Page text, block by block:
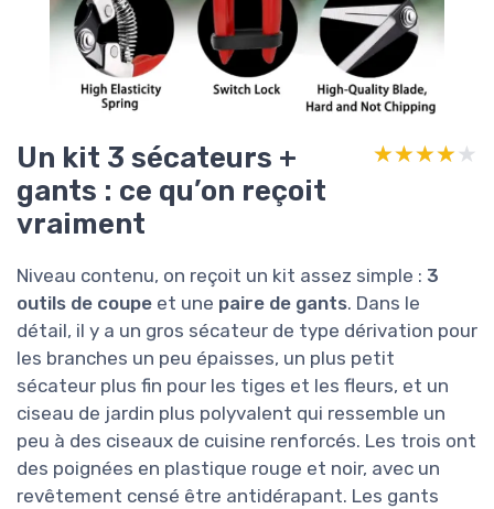
Un kit 3 sécateurs +
gants : ce qu’on reçoit
vraiment
★★★★★
★★★★★
Niveau contenu, on reçoit un kit assez simple : 3
outils de coupe et une paire de gants. Dans le
détail, il y a un gros sécateur de type dérivation pour
les branches un peu épaisses, un plus petit
sécateur plus fin pour les tiges et les fleurs, et un
ciseau de jardin plus polyvalent qui ressemble un
peu à des ciseaux de cuisine renforcés. Les trois ont
des poignées en plastique rouge et noir, avec un
revêtement censé être antidérapant. Les gants